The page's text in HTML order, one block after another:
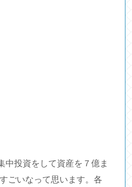
中投資をして資産を７億ま
ごいなって思います。各